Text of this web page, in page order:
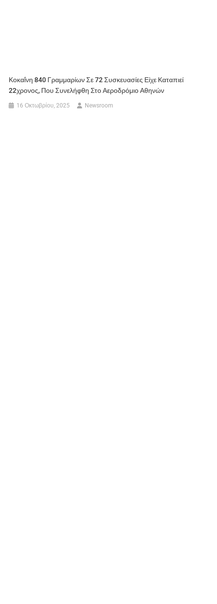
Κοκαΐνη 840 Γραμμαρίων Σε 72 Συσκευασίες Είχε Καταπιεί
22χρονος, Που Συνελήφθη Στο Αεροδρόμιο Αθηνών
16 Οκτωβρίου, 2025 Newsroom